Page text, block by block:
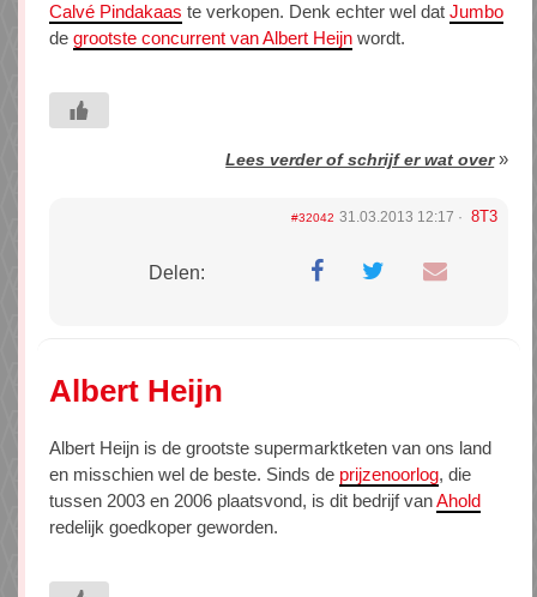
Calvé Pindakaas te verkopen. Denk echter wel dat Jumbo
de grootste concurrent van Albert Heijn wordt.
Lees verder of schrijf er wat over»
#32042 31.03.2013 12:17 8T3
Delen:
Albert Heijn
Albert Heijn is de grootste supermarktketen van ons land
en misschien wel de beste. Sinds de prijzenoorlog, die
tussen 2003 en 2006 plaatsvond, is dit bedrijf vanAhold
redelijk goedkoper geworden.